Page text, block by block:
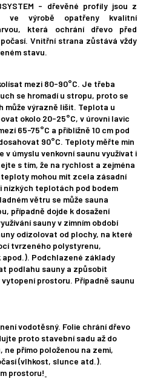
- dřevěné profily jsou z
ve výrobě opatřeny kvalitní
která ochrání dřevo před
Vnitřní strana zůstává vždy
stavu.
mezi 80-90°C. Je třeba
se hromadí u stropu, proto se
může výrazně lišit. Teplota u
okolo 20-25°C, v úrovni lavic
65-75°C a přibližně 10 cm pod
90°C. Teploty měřte min
v úmyslu venkovní saunu využívat i
s tím, že na rychlost a zejména
mohou mít zcela zásadní
nízkých teplotách pod bodem
větru se může sauna
případně dojde k dosažení
sauny v zimním období
odizolovat od plochy, na které
tvrzeného polystyrenu,
apod.). Podchlazené základy
podlahu sauny a způsobit
prostoru. Případně saunu
vodotěsný. Folie chrání dřevo
proto stavební sadu až do
ne přímo položenou na zemi,
(vlhkost, slunce atd.).
prostoru!